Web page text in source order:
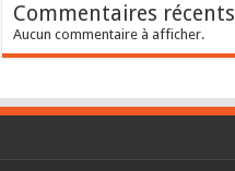
Commentaires récents
Aucun commentaire à afficher.